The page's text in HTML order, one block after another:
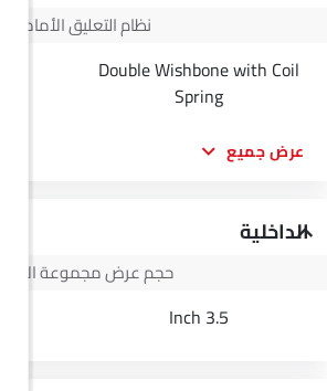
نظام التعليق الأمامي
Double Wishbone with Coil
Spring
عرض جميع
الداخلية
حجم عرض مجموعة الأجهزة
3.5 Inch